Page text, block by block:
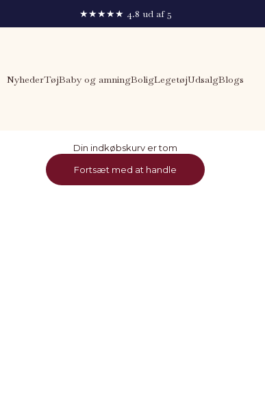
★★★★★ 4.8 ud af 5
NyhederTøjBaby og amningBoligLegetøjUdsalgBlogs
Din indkøbskurv er tom
Fortsæt med at handle